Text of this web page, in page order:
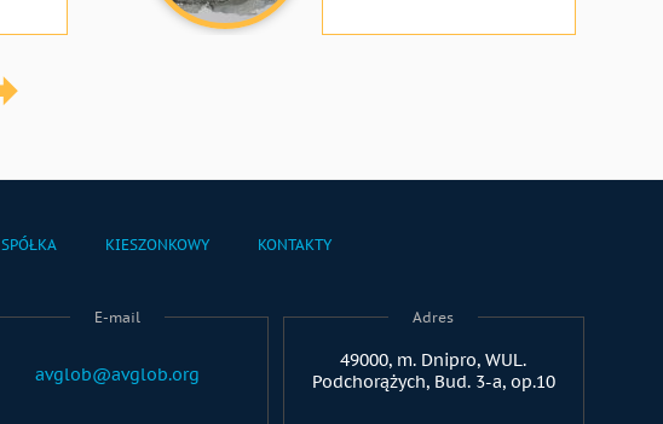
SPÓŁKA KIESZONKOWY KONTAKTY
E-mail
avglob@avglob.org
Adres
49000, m. Dnipro, WUL.
Podchorążych, Bud. 3-a, op.10